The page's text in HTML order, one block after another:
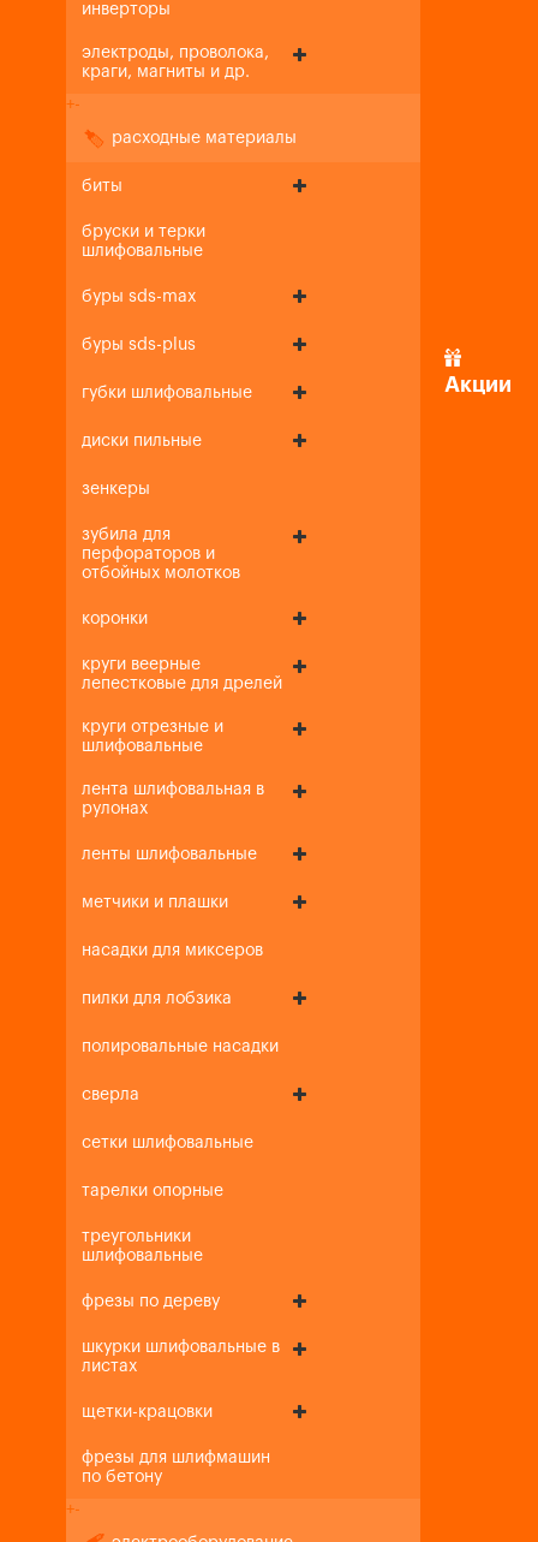
инверторы
электроды, проволока,
краги, магниты и др.
+-
расходные материалы
биты
бруски и терки
шлифовальные
буры sds-max
буры sds-plus
губки шлифовальные
диски пильные
зенкеры
зубила для
перфораторов и
отбойных молотков
коронки
круги веерные
лепестковые для дрелей
круги отрезные и
шлифовальные
лента шлифовальная в
рулонах
ленты шлифовальные
метчики и плашки
насадки для миксеров
пилки для лобзика
полировальные насадки
сверла
сетки шлифовальные
тарелки опорные
треугольники
шлифовальные
фрезы по дереву
шкурки шлифовальные в
листах
щетки-крацовки
фрезы для шлифмашин
по бетону
+-
Акции